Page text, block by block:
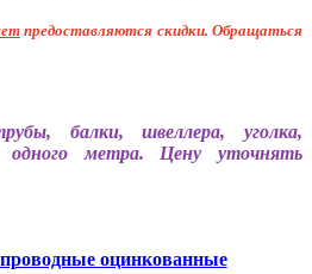
предоставляются скидки. Обращаться
балки, швеллера, уголка,
метра. Цену уточнять
оцинкованные